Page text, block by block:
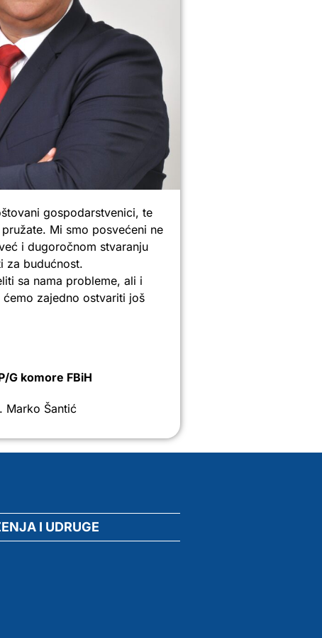
gospodarstvenici, te
Mi smo posvećeni ne
i dugoročnom stvaranju
za budućnost.
sa nama probleme, ali i
zajedno ostvariti još
G komore FBiH
Marko Šantić
I UDRUGE